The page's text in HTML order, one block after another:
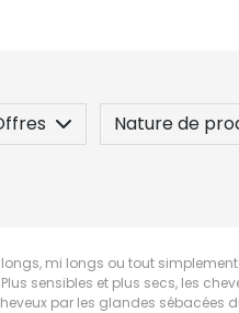
Nature de
mi longs ou tout
sensibles et plus secs, les
par les glandes sébacées